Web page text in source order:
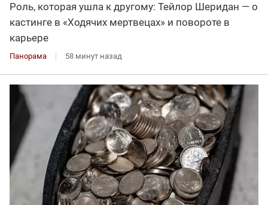
Роль, которая ушла к другому: Тейлор Шеридан — о
кастинге в «Ходячих мертвецах» и повороте в
карьере
Панорама 58 минут назад